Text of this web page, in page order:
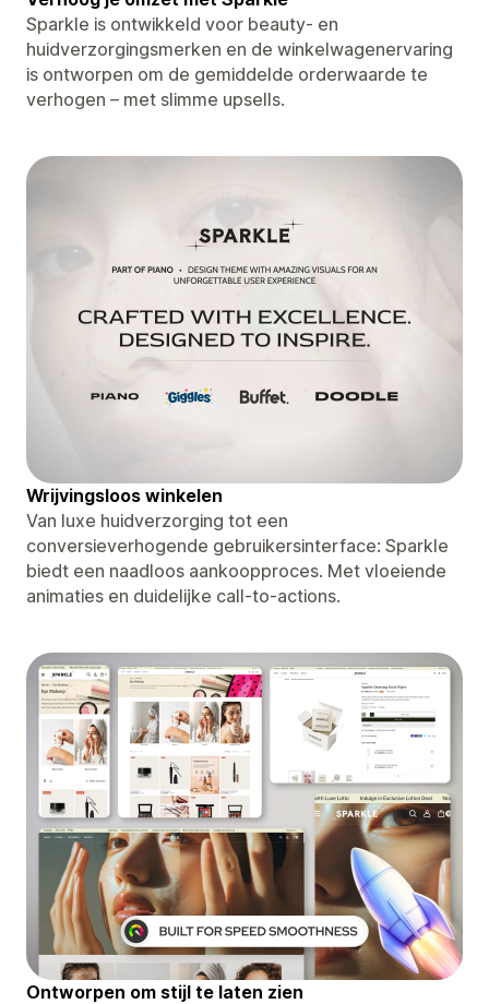
Sparkle is ontwikkeld voor beauty- en
huidverzorgingsmerken en de winkelwagenervaring
is ontworpen om de gemiddelde orderwaarde te
verhogen – met slimme upsells.
Wrijvingsloos winkelen
Van luxe huidverzorging tot een
conversieverhogende gebruikersinterface: Sparkle
biedt een naadloos aankoopproces. Met vloeiende
animaties en duidelijke call-to-actions.
Ontworpen om stijl te laten zien